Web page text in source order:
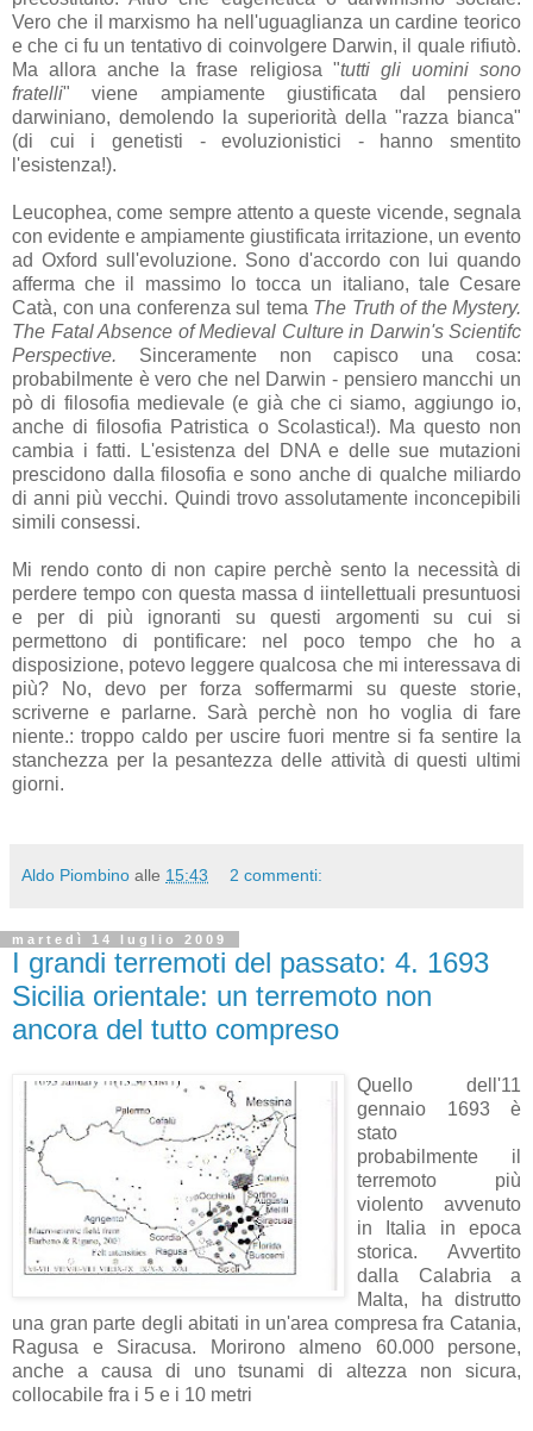
Vero che il marxismo ha nell'uguaglianza un cardine teorico
e che ci fu un tentativo di coinvolgere Darwin, il quale rifiutò.
Ma allora anche la frase religiosa "tutti gli uomini sono
fratelli" viene ampiamente giustificata dal pensiero
darwiniano, demolendo la superiorità della "razza bianca"
(di cui i genetisti - evoluzionistici - hanno smentito
l'esistenza!).
Leucophea, come sempre attento a queste vicende, segnala
con evidente e ampiamente giustificata irritazione, un evento
ad Oxford sull'evoluzione. Sono d'accordo con lui quando
afferma che il massimo lo tocca un italiano, tale Cesare
Catà, con una conferenza sul tema The Truth of the Mystery.
The Fatal Absence of Medieval Culture in Darwin's Scientifc
Perspective. Sinceramente non capisco una cosa:
probabilmente è vero che nel Darwin - pensiero mancchi un
pò di filosofia medievale (e già che ci siamo, aggiungo io,
anche di filosofia Patristica o Scolastica!). Ma questo non
cambia i fatti. L'esistenza del DNA e delle sue mutazioni
prescidono dalla filosofia e sono anche di qualche miliardo
di anni più vecchi. Quindi trovo assolutamente inconcepibili
simili consessi.
Mi rendo conto di non capire perchè sento la necessità di
perdere tempo con questa massa d iintellettuali presuntuosi
e per di più ignoranti su questi argomenti su cui si
permettono di pontificare: nel poco tempo che ho a
disposizione, potevo leggere qualcosa che mi interessava di
più? No, devo per forza soffermarmi su queste storie,
scriverne e parlarne. Sarà perchè non ho voglia di fare
niente.: troppo caldo per uscire fuori mentre si fa sentire la
stanchezza per la pesantezza delle attività di questi ultimi
giorni.
Aldo Piombino alle 15:43 2 commenti:
martedì 14 luglio 2009
I grandi terremoti del passato: 4. 1693
Sicilia orientale: un terremoto non
ancora del tutto compreso
Quello dell'11
gennaio 1693 è
stato
probabilmente il
terremoto più
violento avvenuto
in Italia in epoca
storica. Avvertito
dalla Calabria a
Malta, ha distrutto
una gran parte degli abitati in un'area compresa fra Catania,
Ragusa e Siracusa. Morirono almeno 60.000 persone,
anche a causa di uno tsunami di altezza non sicura,
collocabile fra i 5 e i 10 metri